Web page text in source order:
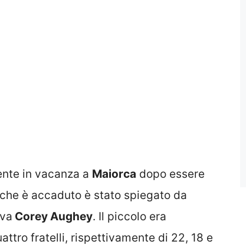
in vacanza a Maiorca dopo essere
è accaduto è stato spiegato da
Corey Aughey. Il piccolo era
fratelli, rispettivamente di 22, 18 e